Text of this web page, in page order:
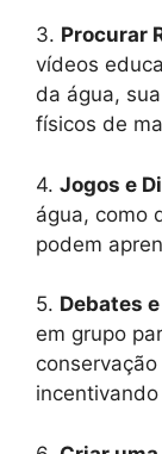
3. Procurar
vídeos
da água,
físicos de
4. Jogos e
água, como
podem
5. Debates
em grupo